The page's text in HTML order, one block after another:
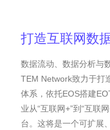
打造互联网数
数据流动、数据分析与
TEM Network致力于打
体系，依托EOS搭建
业从“互联网+”到“互联
台。这将是一个可扩展